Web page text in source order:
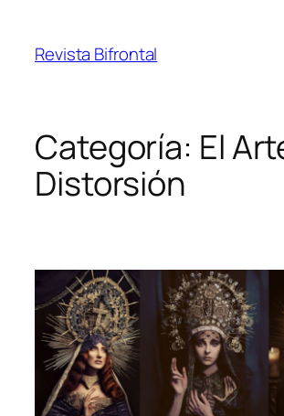
contenido
Revista Bifrontal
Categoría: El
Distorsión